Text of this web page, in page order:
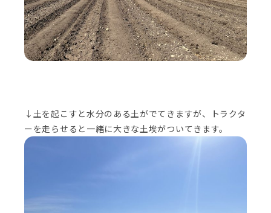
↓土を起こすと水分のある土がでてきますが、トラクタ
ーを走らせると一緒に大きな土埃がついてきます。